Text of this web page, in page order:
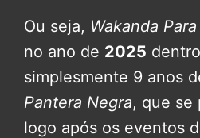
Ou seja, Wakanda
no ano de 2025
simplesmente 9 anos
Pantera Negra, que se
logo após os eventos